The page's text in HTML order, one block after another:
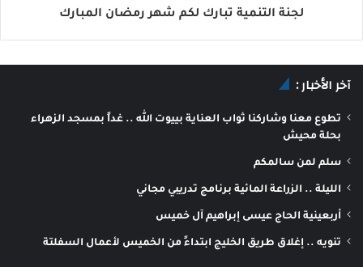
لجنة التنمية تبارك لكم شهر رمضان المبارك
آخر الأخبار :
تطوع معنا وشاركنا ثواب العناية بييوت الله .. غداً بمسجد الزهراء
بحلة محيش
سلم لمن سالمكم
الليلة .. الزراعة المائية برنامج تدريبي مجاني
أربعينية الحاج عيسى إبراهيم آل خميس
تنويه .. إغلاق طريق الخليج ابتداءً من الخميس لأعمال السفلتة